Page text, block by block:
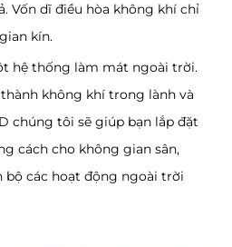
Vốn dĩ điều hòa không khí chỉ
kín.
hệ thống làm mát ngoài trời.
không khí trong lành và
chúng tôi sẽ giúp bạn lắp đặt
cách cho không gian sân,
bộ các hoạt động ngoài trời